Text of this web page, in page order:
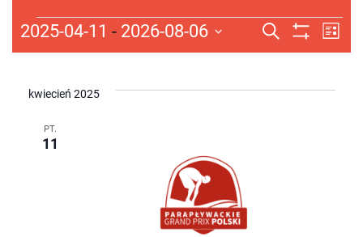
Wydarzenia
po
Szukaj
Lista
2025-04-11 - 2026-08-06
Wybierz
kwiecień 2025
PT.
11